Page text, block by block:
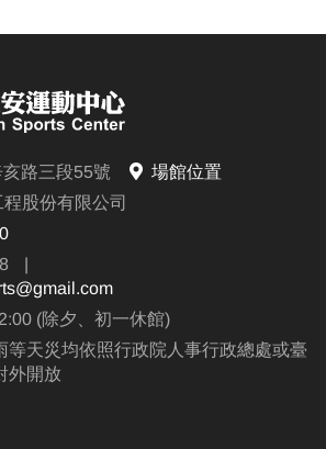
路三段55號
場館位置
股份有限公司
(除夕、初一休館)
等天災均依照行政院人事行政總處或臺
外開放